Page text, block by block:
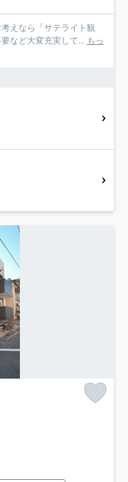
えなら「サテライト観
など大変充実して... もっ